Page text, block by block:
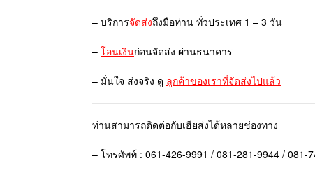
– บริการจัดส่งถึงมือท่าน ทั่วประเทศ 1 – 3 วัน
– โอนเงินก่อนจัดส่ง ผ่านธนาคาร
– มั่นใจ ส่งจริง ดู ลูกค้าของเราที่จัดส่งไปแล้ว
ท่านสามารถติดต่อกับเฮียส่งได้หลายช่องทาง
– โทรศัพท์ : 061-426-9991 / 081-281-9944 / 081-